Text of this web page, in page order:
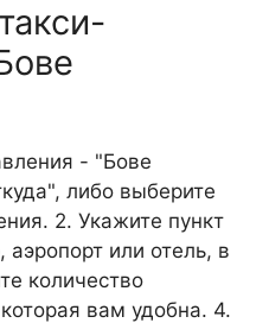
- "Бове
либо выберите
2. Укажите пункт
или отель, в
количество
вам удобна. 4.